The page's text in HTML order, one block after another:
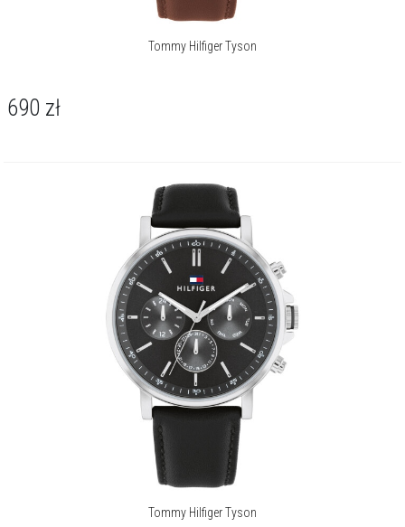
Tommy Hilfiger Tyson
690 zł
Tommy Hilfiger Tyson